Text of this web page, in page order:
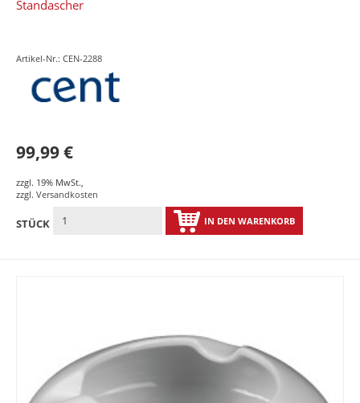
Standascher
Artikel-Nr.: CEN-2288
99,99 €
zzgl. 19% MwSt.
zzgl. Versandkosten
STÜCK IN DEN WARENKORB